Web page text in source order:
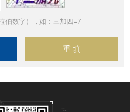
伯数字），如：三加四=7